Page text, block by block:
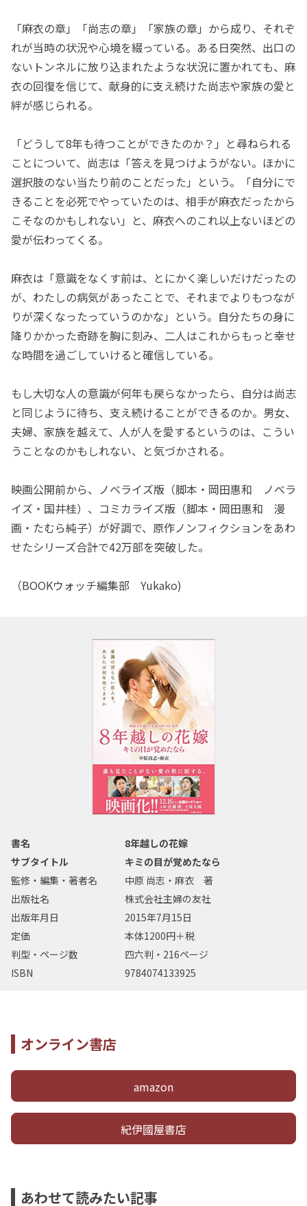
「麻衣の章」「尚志の章」「家族の章」から成り、それぞ
れが当時の状況や心境を綴っている。ある日突然、出口の
ないトンネルに放り込まれたような状況に置かれても、麻
衣の回復を信じて、献身的に支え続けた尚志や家族の愛と
絆が感じられる。
「どうして8年も待つことができたのか？」と尋ねられる
ことについて、尚志は「答えを見つけようがない。ほかに
選択肢のない当たり前のことだった」という。「自分にで
きることを必死でやっていたのは、相手が麻衣だったから
こそなのかもしれない」と、麻衣へのこれ以上ないほどの
愛が伝わってくる。
麻衣は「意識をなくす前は、とにかく楽しいだけだったの
が、わたしの病気があったことで、それまでよりもつなが
りが深くなったっていうのかな」という。自分たちの身に
降りかかった奇跡を胸に刻み、二人はこれからもっと幸せ
な時間を過ごしていけると確信している。
もし大切な人の意識が何年も戻らなかったら、自分は尚志
と同じように待ち、支え続けることができるのか。男女、
夫婦、家族を越えて、人が人を愛するというのは、こうい
うことなのかもしれない、と気づかされる。
映画公開前から、ノベライズ版（脚本・岡田惠和 ノベラ
イズ・国井桂）、コミカライズ版（脚本・岡田惠和 漫
画・たむら純子）が好調で、原作ノンフィクションをあわ
せたシリーズ合計で42万部を突破した。
（BOOKウォッチ編集部 Yukako)
書名
8年越しの花嫁
サブタイトル
キミの目が覚めたなら
監修・編集・著者名
中原 尚志・麻衣 著
出版社名
株式会社主婦の友社
出版年月日
2015年7月15日
定価
本体1200円＋税
判型・ページ数
四六判・216ページ
ISBN
9784074133925
オンライン書店
amazon
紀伊國屋書店
あわせて読みたい記事